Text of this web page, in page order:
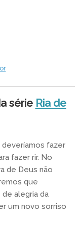
série Ria de
deveríamos fazer
fazer rir. No
de Deus não
que
alegria da
um novo sorriso